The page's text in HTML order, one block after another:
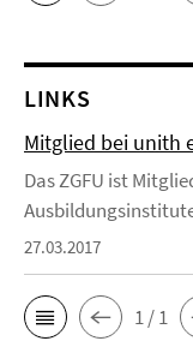
LINKS
Mitglied bei unith
Das ZGFU ist
27.03.2017
1 / 1